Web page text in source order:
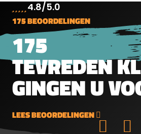
Platkop, rondkop en
gewichten en vormen. Rondkop 4.5mm
0.69g 10.65gr 300 stuks per blik Lengte
6.8mm
4.8/5.0
175 BEOORDELINGEN
175
TEVREDEN
GINGEN U
LEES BEOORDELINGEN